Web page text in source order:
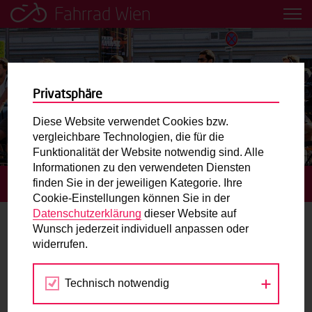
Fahrrad Wien
Leih dir einfach ein Transportfahrrad in deiner Nähe aus!
Mobilitätsbildung für Kinder und
Jugendliche
Radweg-Projektkarte
Routenplaner
Mit dem Fahrrad in Wien unterwegs? Hier finden Sie die
beste Route.
Wunschbox
Sie haben ein Anliegen zum Radverkehr? Schreiben Sie
STARTSEITE TERMINE
Gravelbike
Aug Sep
Privatsphäre
Diese Website verwendet Cookies bzw.
vergleichbare Technologien, die für die
Funktionalität der Website notwendig sind. Alle
Informationen zu den verwendeten Diensten
finden Sie in der jeweiligen Kategorie. Ihre
Cookie-Einstellungen können Sie in der
Datenschutzerklärung dieser Website auf
Wunsch jederzeit individuell anpassen oder
widerrufen.
Technisch notwendig